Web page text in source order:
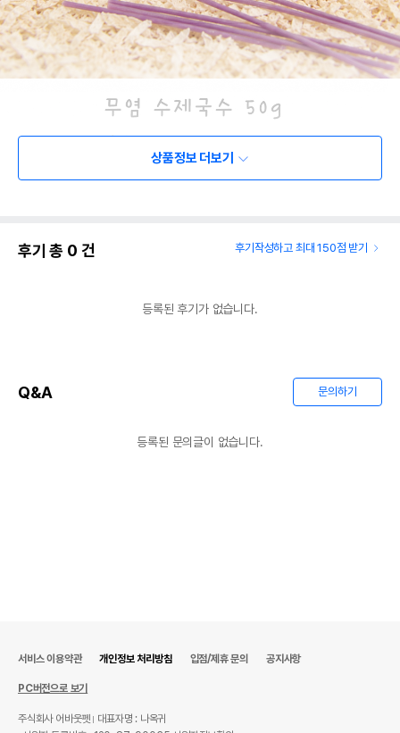
상품정보 더보기
후기 총 0 건 후기작성하고 최대 150점 받기
등록된 후기가 없습니다.
Q&A 문의하기
등록된 문의글이 없습니다.
서비스 이용약관 개인정보 처리방침 입점/제휴 문의 공지사항
PC버전으로 보기
주식회사 어바웃펫
대표자명 : 나옥귀